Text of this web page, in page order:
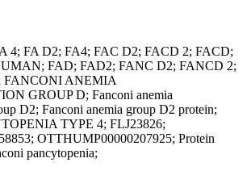
4; FA D2; FA4; FAC D2; FACD 2; FACD;
FAD; FAD2; FANC D2; FANCD 2;
FANCONI ANEMIA
GROUP D; Fanconi anemia
D2; Fanconi anemia group D2 protein;
TYPE 4; FLJ23826;
OTTHUMP00000207925; Protein
pancytopenia;